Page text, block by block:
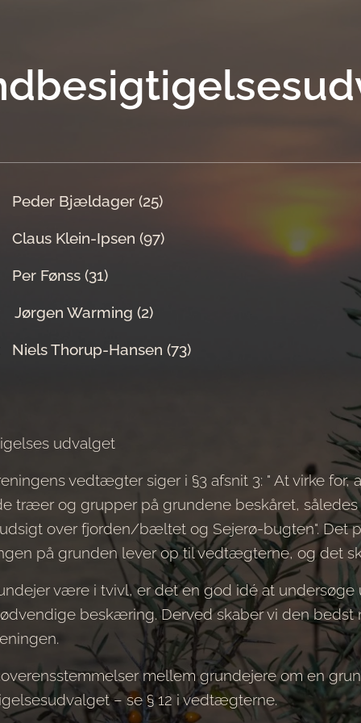
Bjældager (25)
Klein-Ipsen (97)
Fønss (31)
Jørgen Warming (2)
Niels Thorup-Hansen (73)
udvalget
vedtægter siger i §3 afsnit 3: " At virke
træer og grupper på grundene beskåret,
over fjorden/bæltet og Sejerø-bugten". Det
på grunden lever op til vedtægterne, og det
være i tvivl, er det en god idé at
beskæring. Derved skaber vi den
mellem grundejere om en
– se § 12 i vedtægterne.